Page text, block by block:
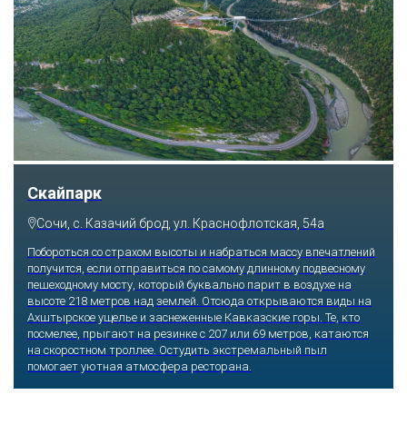
Скайпарк
Сочи, с. Казачий брод, ул. Краснофлотская, 54а
Побороться со страхом высоты и набраться массу впечатлений
получится, если отправиться по самому длинному подвесному
пешеходному мосту, который буквально парит в воздухе на
высоте 218 метров над землей. Отсюда открываются виды на
Ахштырское ущелье и заснеженные Кавказские горы. Те, кто
посмелее, прыгают на резинке с 207 или 69 метров, катаются
на скоростном троллее. Остудить экстремальный пыл
помогает уютная атмосфера ресторана.